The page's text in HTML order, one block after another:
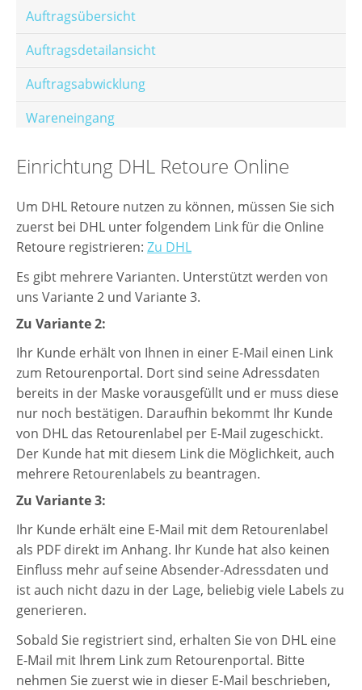
Auftragsübersicht
Auftragsdetailansicht
Auftragsabwicklung
Wareneingang
Automatische Preisberechnung
Hinterlegen von Festpreisen
Salesrank-Staffeln
Alters-Staffeln
Preisgruppen
Sperrliste
Zustands-Abfragen
Wareneingang
Bar-Ankauf
Tagesabschluss
Allgemeine Einstellungen
CMS
FAQ
Einrichtung DHL Retoure Online
Um DHL Retoure nutzen zu können, müssen Sie sich
zuerst bei DHL unter folgendem Link für die Online
Retoure registrieren: Zu DHL
Es gibt mehrere Varianten. Unterstützt werden von
uns Variante 2 und Variante 3.
Zu Variante 2:
Ihr Kunde erhält von Ihnen in einer E-Mail einen Link
zum Retourenportal. Dort sind seine Adressdaten
bereits in der Maske vorausgefüllt und er muss diese
nur noch bestätigen. Daraufhin bekommt Ihr Kunde
von DHL das Retourenlabel per E-Mail zugeschickt.
Der Kunde hat mit diesem Link die Möglichkeit, auch
mehrere Retourenlabels zu beantragen.
Zu Variante 3:
Ihr Kunde erhält eine E-Mail mit dem Retourenlabel
als PDF direkt im Anhang. Ihr Kunde hat also keinen
Einfluss mehr auf seine Absender-Adressdaten und
ist auch nicht dazu in der Lage, beliebig viele Labels zu
generieren.
Sobald Sie registriert sind, erhalten Sie von DHL eine
E-Mail mit Ihrem Link zum Retourenportal. Bitte
nehmen Sie zuerst wie in dieser E-Mail beschrieben,